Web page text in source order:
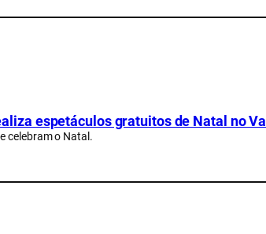
espetáculos gratuitos de Natal no
celebram o Natal.